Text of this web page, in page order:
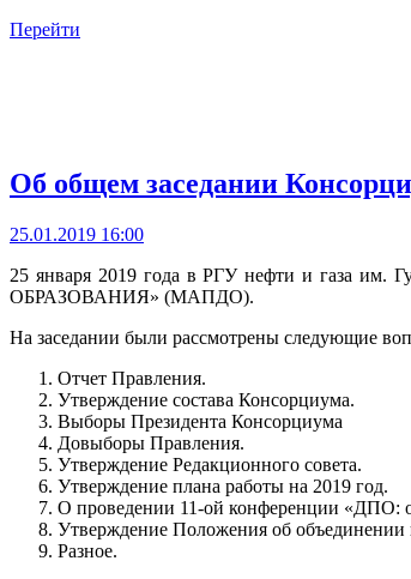
Перейти
Об общем заседании
25.01.2019 16:00
25 января 2019 года в РГУ нефти и
ОБРАЗОВАНИЯ» (МАПДО).
На заседании были рассмотрены следующие
Отчет Правления.
Утверждение состава Консорциума.
Выборы Президента Консорциума
Довыборы Правления.
Утверждение Редакционного совета.
Утверждение плана работы на 2019 год.
О проведении 11-ой конференции «ДПО:
Утверждение Положения об
Разное.